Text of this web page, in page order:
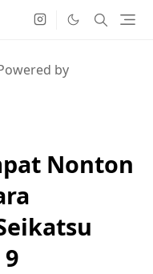
by
Nonton